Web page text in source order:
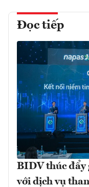
Đọc tiếp
BIDV thúc đẩy
với dịch vụ